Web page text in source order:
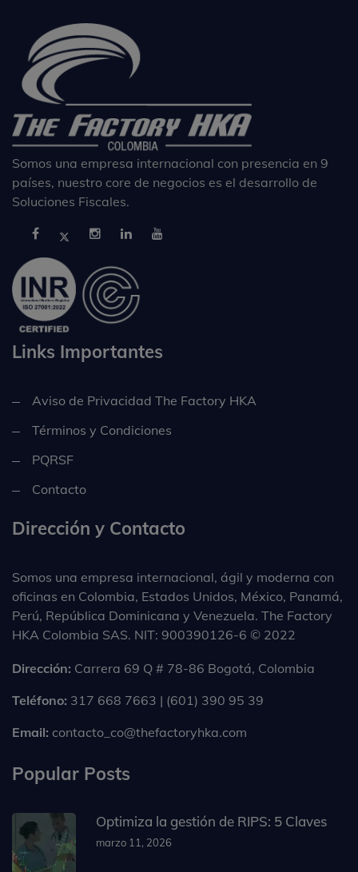
Somos una empresa internacional con presencia en 9
países, nuestro core de negocios es el desarrollo de
Soluciones Fiscales.
Links Importantes
Aviso de Privacidad The Factory HKA
Términos y Condiciones
PQRSF
Contacto
Dirección y Contacto
Somos una empresa internacional, ágil y moderna con
oficinas en Colombia, Estados Unidos, México, Panamá,
Perú, República Dominicana y Venezuela. The Factory
HKA Colombia SAS. NIT: 900390126-6 © 2022
Dirección: Carrera 69 Q # 78-86 Bogotá, Colombia
Teléfono: 317 668 7663 | (601) 390 95 39
Email: contacto_co@thefactoryhka.com
Popular Posts
Optimiza la gestión de RIPS: 5 Claves
marzo 11, 2026